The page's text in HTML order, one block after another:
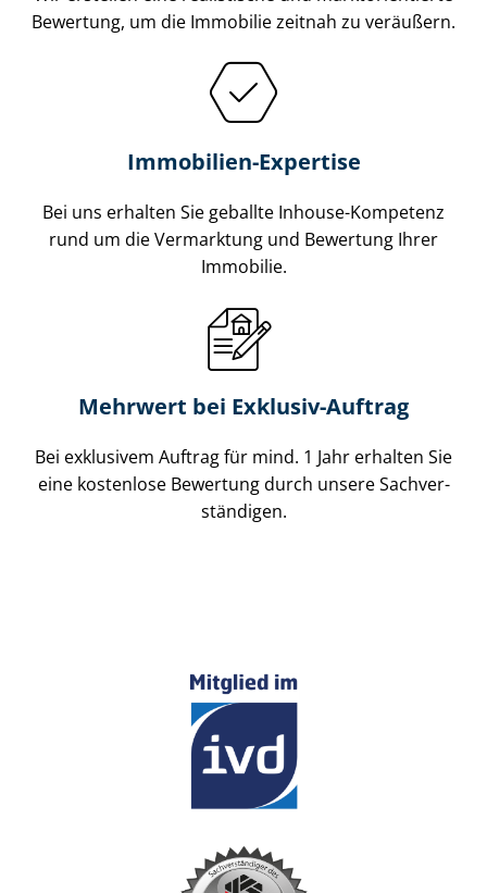
Bewertung, um die Immobilie zeitnah zu veräußern.
Immobilien-Expertise
Bei uns erhalten Sie geballte Inhouse-Kompetenz
rund um die Vermarktung und Bewertung Ihrer
Immobilie.
Mehrwert bei Exklusiv-Auftrag
Bei exklusivem Auftrag für mind. 1 Jahr erhalten Sie
eine kostenlose Bewertung durch unsere Sach­ver­
stän­di­gen.